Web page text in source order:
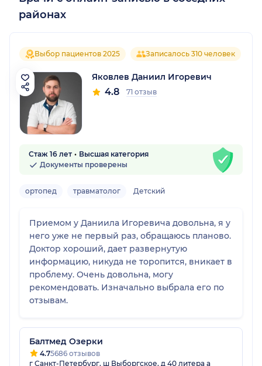
районах
Выбор пациентов 2025 Записалось 310 человек
Яковлев Даниил Игоревич
4.8 71 отзыв
Стаж 16 лет
Высшая категория
Документы проверены
ортопед травматолог Детский
Приемом у Даниила Игоревича довольна, я у
него уже не первый раз, обращаюсь планово.
Доктор хороший, дает развернутую
информацию, никуда не торопится, вникает в
проблему. Очень довольна, могу
рекомендовать. Изначально выбрала его по
отзывам.
Балтмед Озерки
4.75686 отзывов
г Санкт-Петербург, ш Выборгское, д 40 литера а